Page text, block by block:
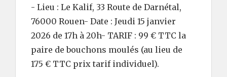
- Lieu : Le Kalif, 33 Route de Darnétal,
76000 Rouen- Date : Jeudi 15 janvier
2026 de 17h à 20h- TARIF : 99 € TTC la
paire de bouchons moulés (au lieu de
175 € TTC prix tarif individuel).